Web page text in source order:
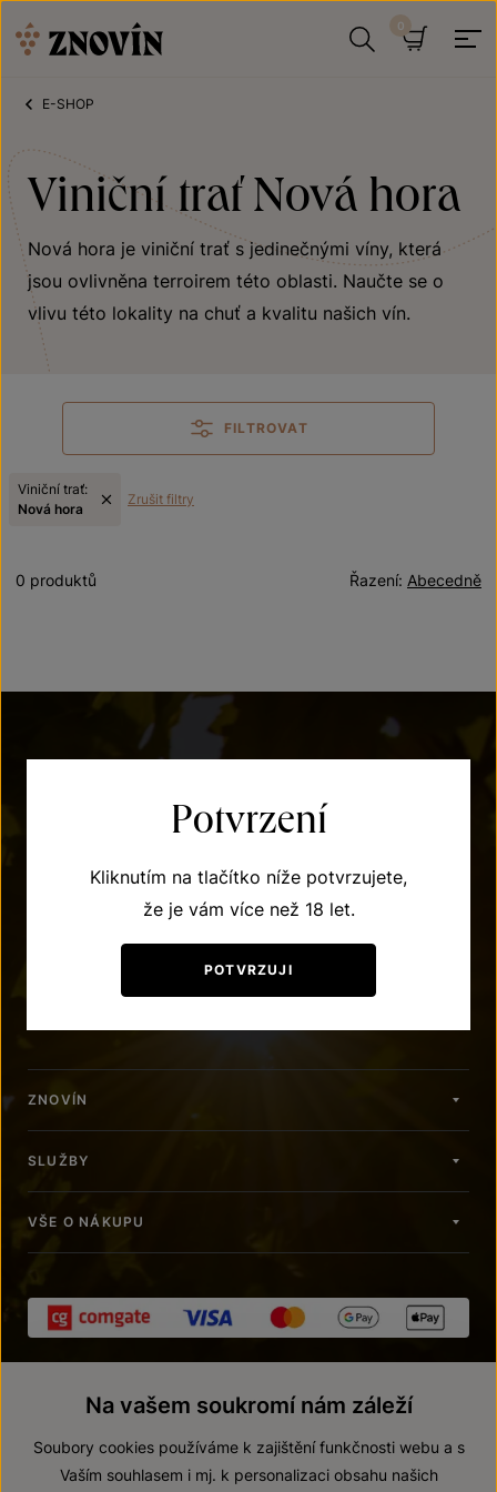
E-SHOP
Viniční trať Nová hora
Nová hora je viniční trať s jedinečnými víny, která
jsou ovlivněna terroirem této oblasti. Naučte se o
vlivu této lokality na chuť a kvalitu našich vín.
FILTROVAT
Viniční trať:
Nová hora
Zrušit filtry
Abecedně
Řazení:
0 produktů
POTŘEBUJETE PORADIT?
+420 515 266 620
znovin@znovin.cz
ZNOVÍN
SLUŽBY
VŠE O NÁKUPU
Potvrzení
Kliknutím na tlačítko níže potvrzujete,
že je vám více než 18 let.
POTVRZUJI
Na vašem soukromí nám záleží
Soubory cookies používáme k zajištění funkčnosti webu a s
Vaším souhlasem i mj. k personalizaci obsahu našich